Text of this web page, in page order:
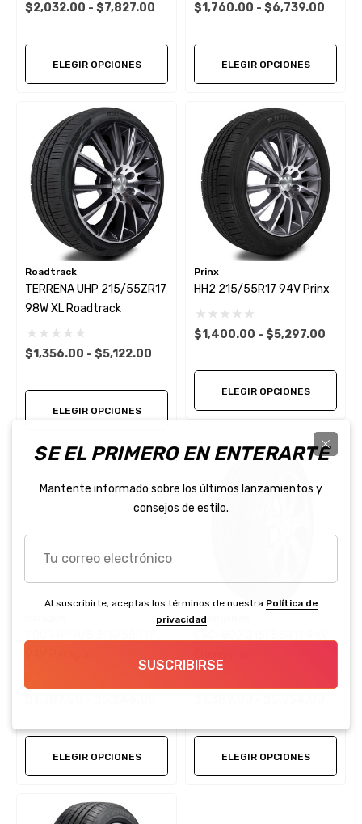
$2,032.00 - $7,827.00
ELEGIR OPCIONES
$1,760.00 - $6,739.00
ELEGIR OPCIONES
Roadtrack
TERRENA UHP 215/55ZR17
98W XL Roadtrack
$1,356.00 - $5,122.00
ELEGIR OPCIONES
Prinx
HH2 215/55R17 94V Prinx
$1,400.00 - $5,297.00
ELEGIR OPCIONES
ELEGIR OPCIONES
Chengshan
ELEGIR OPCIONES
SE EL PRIMERO EN ENTERARTE
Mantente informado sobre los últimos lanzamientos y
consejos de estilo.
correo
electrónico
Al suscribirte, aceptas los términos de nuestra Política de
privacidad
SUSCRIBIRSE